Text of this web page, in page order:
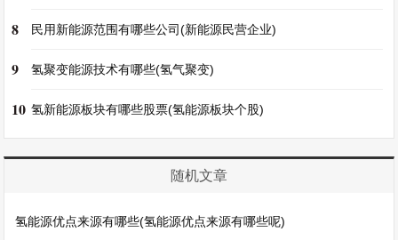
8 民用新能源范围有哪些公司(新能源民营企业)
9 氢聚变能源技术有哪些(氢气聚变)
10 氢新能源板块有哪些股票(氢能源板块个股)
随机文章
氢能源优点来源有哪些(氢能源优点来源有哪些呢)